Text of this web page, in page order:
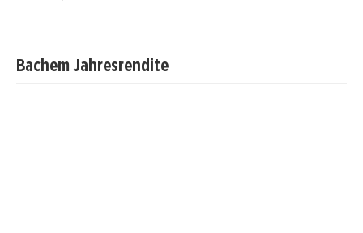
Bachem Jahresrendite